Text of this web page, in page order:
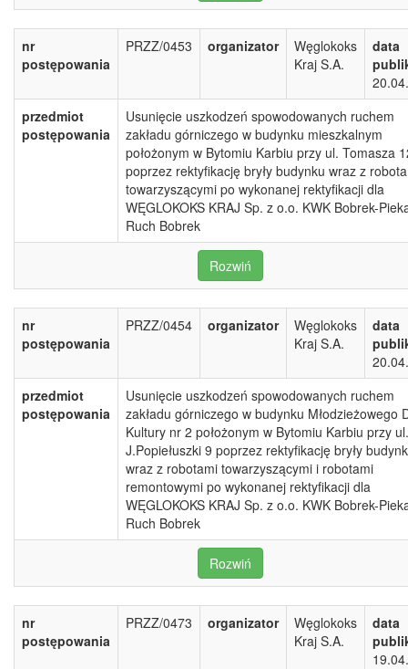
nr
postępowania
PRZZ/0453 organizator
Węglokoks
Kraj S.A.
data
przedmiot
postępowania
Usunięcie uszkodzeń spowodowanych ruchem
zakładu górniczego w budynku mieszkalnym
położonym w Bytomiu Karbiu przy ul. Tomasza
poprzez rektyfikację bryły budynku wraz z
towarzyszącymi po wykonanej rektyfikacji dla
WĘGLOKOKS KRAJ Sp. z o.o. KWK Bobrek-
Ruch Bobrek
Rozwiń
nr
postępowania
PRZZ/0454 organizator
Węglokoks
Kraj S.A.
data
przedmiot
postępowania
Usunięcie uszkodzeń spowodowanych ruchem
zakładu górniczego w budynku Młodzieżowego
Kultury nr 2 położonym w Bytomiu Karbiu przy
J.Popiełuszki 9 poprzez rektyfikację bryły
wraz z robotami towarzyszącymi i robotami
remontowymi po wykonanej rektyfikacji dla
WĘGLOKOKS KRAJ Sp. z o.o. KWK Bobrek-
Ruch Bobrek
Rozwiń
nr
postępowania
PRZZ/0473 organizator
Węglokoks
Kraj S.A.
data